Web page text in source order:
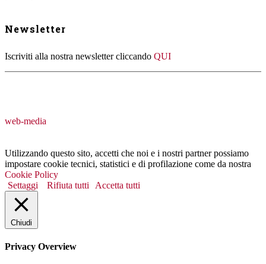
Newsletter
Iscriviti alla nostra newsletter cliccando QUI
web-media
Utilizzando questo sito, accetti che noi e i nostri partner possiamo
impostare cookie tecnici, statistici e di profilazione come da nostra
Cookie Policy
Settaggi
Rifiuta tutti Accetta tutti
Chiudi
Privacy Overview